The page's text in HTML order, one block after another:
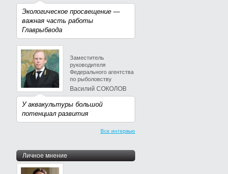
Экологическое просвещение —
важная часть работы
Главрыбвода
Заместитель
руководителя
Федерального агентства
по рыболовству
Василий СОКОЛОВ
У аквакультуры большой
потенциал развития
Все интервью
Личное мнение